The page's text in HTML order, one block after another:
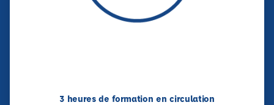
3 heures de formation en circulation